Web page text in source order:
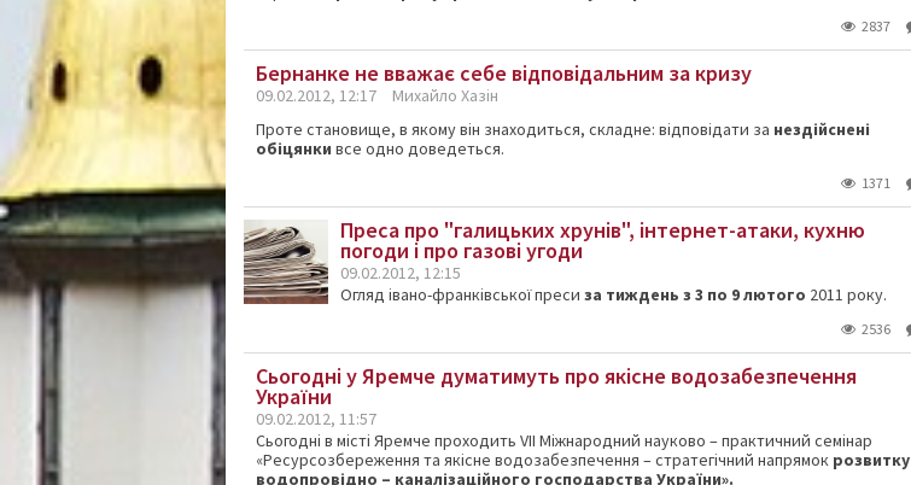
2837
Бернанке не вважає себе відповідальним за кризу
09.02.2012, 12:17
Михайло Хазін
Проте становище, в якомувін знаходиться, складне: відповідати за нездійснені
обіцянки все одно доведеться.
1371
Преса про "галицьких хрунів", інтернет-атаки, кухню
погоди і про газові угоди
09.02.2012, 12:15
Огляд івано-франківської преси за тиждень з 3 по 9 лютого 2011 року.
2536
Сьогодні у Яремче думатимуть про якісне водозабезпечення
України
09.02.2012, 11:57
Сьогодні в місті Яремче проходить VII Міжнародний науково – практичний семінар
«Ресурсозбереження та якісне водозабезпечення – стратегічний напрямок розвитку
водопровідно – каналізаційного господарства України».